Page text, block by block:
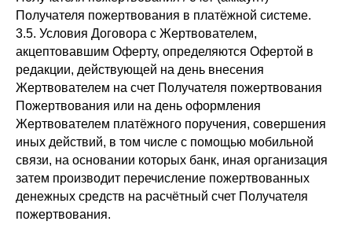
Получателя пожертвования в платёжной системе.
3.5. Условия Договора с Жертвователем,
акцептовавшим Оферту, определяются Офертой в
редакции, действующей на день внесения
Жертвователем на счет Получателя пожертвования
Пожертвования или на день оформления
Жертвователем платёжного поручения, совершения
иных действий, в том числе с помощью мобильной
связи, на основании которых банк, иная организация
затем производит перечисление пожертвованных
денежных средств на расчётный счет Получателя
пожертвования.